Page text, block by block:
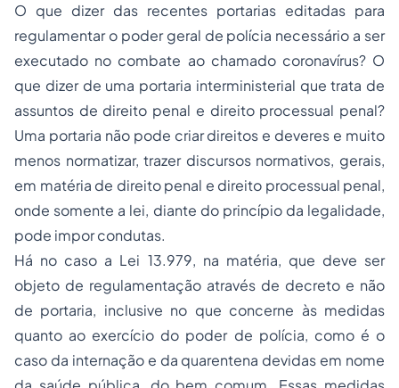
O que dizer das recentes portarias editadas para
regulamentar o poder geral de polícia necessário a ser
executado no combate ao chamado coronavírus? O
que dizer de uma portaria interministerial que trata de
assuntos de direito penal e direito processual penal?
Uma portaria não pode criar direitos e deveres e muito
menos normatizar, trazer discursos normativos, gerais,
em matéria de direito penal e direito processual penal,
onde somente a lei, diante do princípio da legalidade,
pode impor condutas.
Há no caso a Lei 13.979, na matéria, que deve ser
objeto de regulamentação através de decreto e não
de portaria, inclusive no que concerne às medidas
quanto ao exercício do poder de polícia, como é o
caso da internação e da quarentena devidas em nome